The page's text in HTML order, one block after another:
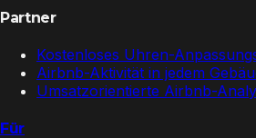
Partner
Kostenloses Uhren-
Airbnb-Aktivität in jedem
Umsatzorientierte Airbnb-
Für